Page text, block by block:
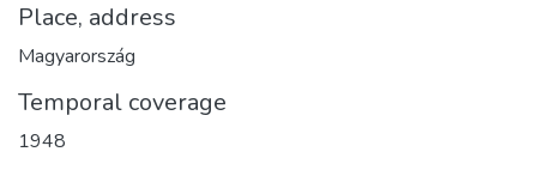
Place, address
Magyarország
Temporal coverage
1948